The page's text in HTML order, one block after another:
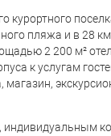
курортного
пляжа и в 28
2 200 м²
к услугам
магазин,